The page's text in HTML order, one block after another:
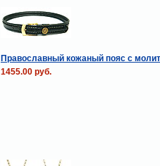
Православный кожаный пояс с
1455.00 руб.